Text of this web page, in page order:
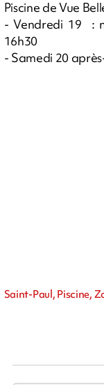
Piscine de Vue
- Vendredi 19 :
16h30
- Samedi 20
Saint-Paul, Piscine,